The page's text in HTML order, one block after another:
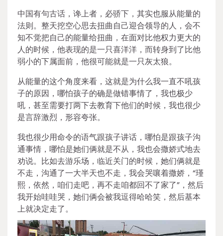
中国有句古话，谗上者，必骄下，其实也服从能量的
法则。整天挖空心思去扭曲自己迎合领导的人，会不
知不觉把自己的能量给扭曲，在面对比他权力更大的
人的时候，他表现的是一只喜洋洋，而转身到了比他
弱小的下属面前，他很可能就是一只灰太狼。
从能量的这个角度来看，这就是为什么我一直不吼孩
子的原因，哪怕孩子的确是做错事情了，我也极少
吼，甚至需要打两下去教育下他们的时候，我也很少
是言辞激烈，形容夸张。
我也很少用命令的语气跟孩子讲话，哪怕是跟孩子沟
通事情，哪怕是她们俩就是不从，我也会撒娇式地去
劝说。比如去游乐场，临近关门的时候，她们俩就是
不走，沟通了一大半天也不走，我会哭嚷着撒娇，“瑾
熙，依然，咱们走吧，再不走咱都回不了家了”，然后
我开始哇哇哭，她们俩会被我逗得哈哈笑，然后基本
上就决定走了。